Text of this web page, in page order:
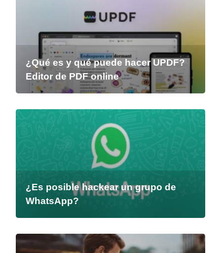
¿Qué es y qué puede hacer UPDF?
Editor de PDF online
¿Es posible hackear un grupo de
WhatsApp?